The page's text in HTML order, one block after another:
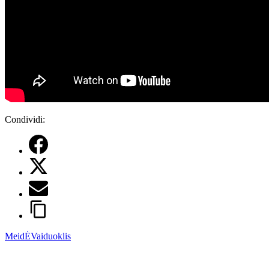
Condividi:
Tags:
MeidĖVaiduoklis